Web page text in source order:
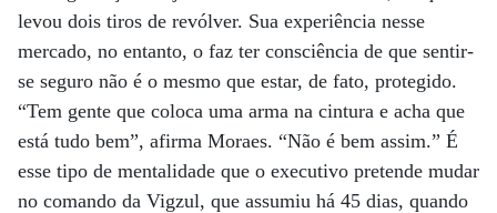
levou dois tiros de revólver. Sua experiência nesse
mercado, no entanto, o faz ter consciência de que sentir-
se seguro não é o mesmo que estar, de fato, protegido.
“Tem gente que coloca uma arma na cintura e acha que
está tudo bem”, afirma Moraes. “Não é bem assim.” É
esse tipo de mentalidade que o executivo pretende mudar
no comando da Vigzul, que assumiu há 45 dias, quando